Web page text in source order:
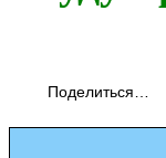
Поделиться…